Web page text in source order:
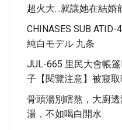
超火大…就讓她在結婚
CHINASES SUB
純白モデル 九条
JUL-665 里民大會帳
子【閱覽注意】被寢取
骨頭湯別瞎熬，大廚
湯，不如喝白開水